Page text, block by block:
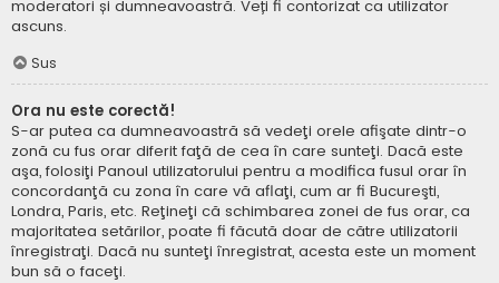
moderatori și dumneavoastră. Veți fi contorizat ca utilizator
ascuns.
Sus
Ora nu este corectă!
S-ar putea ca dumneavoastră să vedeţi orele afişate dintr-o
zonă cu fus orar diferit faţă de cea în care sunteţi. Dacă este
aşa, folosiţi Panoul utilizatorului pentru a modifica fusul orar în
concordanţă cu zona în care vă aflaţi, cum ar fi Bucureşti,
Londra, Paris, etc. Reţineţi că schimbarea zonei de fus orar, ca
majoritatea setărilor, poate fi făcută doar de către utilizatorii
înregistraţi. Dacă nu sunteţi înregistrat, acesta este un moment
bun să o faceţi.